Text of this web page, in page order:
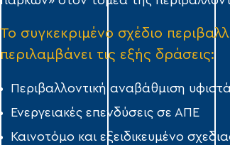
Το συγκεκριμένο σχέδιο
περιλαμβάνει τις εξής δράσεις:
Περιβαλλοντική αναβάθμιση
Ενεργειακές επενδύσεις σε ΑΠΕ
Καινοτόμο και εξειδικευμένο